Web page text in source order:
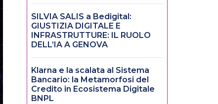
SILVIA SALIS a Bedigital:
GIUSTIZIA DIGITALE E
INFRASTRUTTURE: IL RUOLO
DELL’IA A GENOVA
Klarna e la scalata al Sistema
Bancario: la Metamorfosi del
Credito in Ecosistema Digitale
BNPL